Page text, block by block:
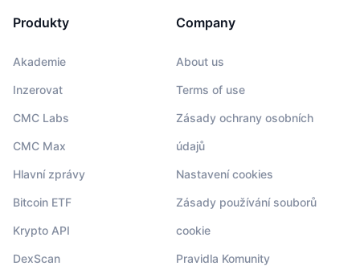
Produkty
Akademie
Inzerovat
CMC Labs
CMC Max
Hlavní zprávy
Bitcoin ETF
Krypto API
DexScan
Company
About us
Terms of use
Zásady ochrany osobních
údajů
Nastavení cookies
Zásady používání souborů
cookie
Pravidla Komunity